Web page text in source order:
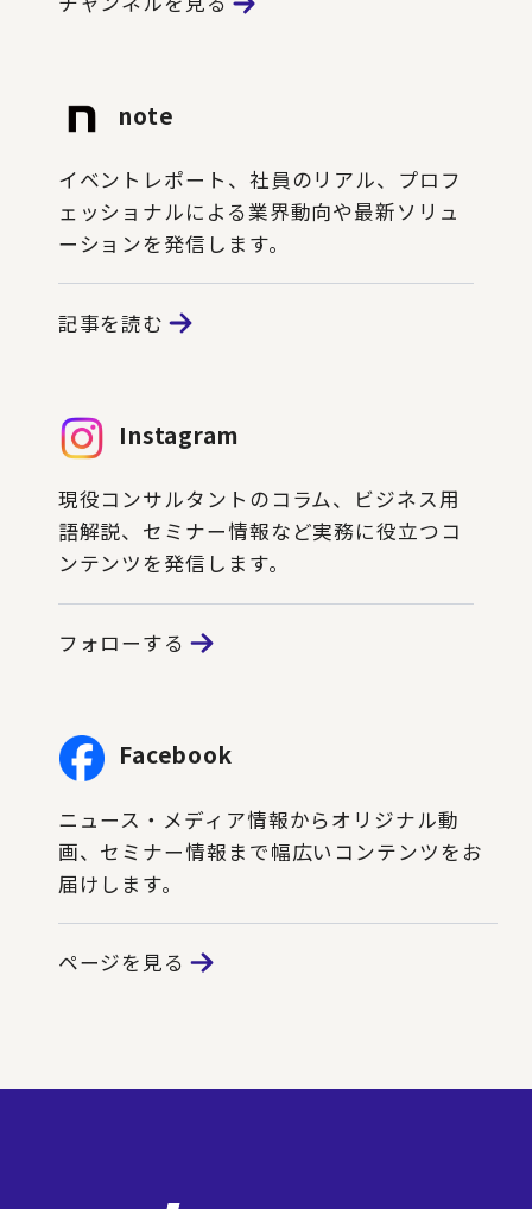
note
イベントレポート、社員のリアル、プロフ
ェッショナルによる業界動向や最新ソリュ
ーションを発信します。
記事を読む
Instagram
現役コンサルタントのコラム、ビジネス用
語解説、セミナー情報など実務に役立つコ
ンテンツを発信します。
フォローする
Facebook
ニュース・メディア情報からオリジナル動
画、セミナー情報まで幅広いコンテンツをお
届けします。
ページを見る